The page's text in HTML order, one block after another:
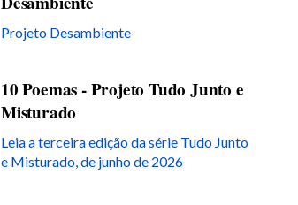
Projeto Desambiente
10 Poemas - Projeto Tudo Junto e
Misturado
Leia a terceira edição da série Tudo Junto
e Misturado, de junho de 2026